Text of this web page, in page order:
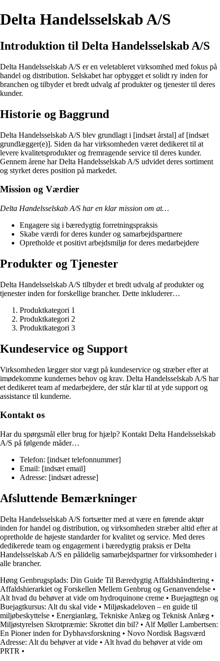
Delta Handelsselskab A/S
Introduktion til Delta Handelsselskab A/S
Delta Handelsselskab A/S er en veletableret virksomhed med fokus på
handel og distribution. Selskabet har opbygget et solidt ry inden for
branchen og tilbyder et bredt udvalg af produkter og tjenester til deres
kunder.
Historie og Baggrund
Delta Handelsselskab A/S blev grundlagt i [indsæt årstal] af [indsæt
grundlægger(e)]. Siden da har virksomheden været dedikeret til at
levere kvalitetsprodukter og fremragende service til deres kunder.
Gennem årene har Delta Handelsselskab A/S udvidet deres sortiment
og styrket deres position på markedet.
Mission og Værdier
Delta Handelsselskab A/S har en klar mission om at…
Engagere sig i bæredygtig forretningspraksis
Skabe værdi for deres kunder og samarbejdspartnere
Opretholde et positivt arbejdsmiljø for deres medarbejdere
Produkter og Tjenester
Delta Handelsselskab A/S tilbyder et bredt udvalg af produkter og
tjenester inden for forskellige brancher. Dette inkluderer…
Produktkategori 1
Produktkategori 2
Produktkategori 3
Kundeservice og Support
Virksomheden lægger stor vægt på kundeservice og stræber efter at
imødekomme kundernes behov og krav. Delta Handelsselskab A/S har
et dedikeret team af medarbejdere, der står klar til at yde support og
assistance til kunderne.
Kontakt os
Har du spørgsmål eller brug for hjælp? Kontakt Delta Handelsselskab
A/S på følgende måder…
Telefon: [indsæt telefonnummer]
Email: [indsæt email]
Adresse: [indsæt adresse]
Afsluttende Bemærkninger
Delta Handelsselskab A/S fortsætter med at være en førende aktør
inden for handel og distribution, og virksomheden stræber altid efter at
opretholde de højeste standarder for kvalitet og service. Med deres
dedikerede team og engagement i bæredygtig praksis er Delta
Handelsselskab A/S en pålidelig samarbejdspartner for virksomheder i
alle brancher.
Høng Genbrugsplads: Din Guide Til Bæredygtig Affaldshåndtering •
Affaldshierarkiet og Forskellen Mellem Genbrug og Genanvendelse •
Alt hvad du behøver at vide om hydroquinone creme • Buejagttegn og
Buejagtkursus: Alt du skal vide • Miljøskadeloven – en guide til
miljøbeskyttelse • Energianlæg, Tekniske Anlæg og Teknisk Anlæg •
Miljøstyrelsen Skrotpræmie: Skrottet din bil? • Alf Møller Lambertsen:
En Pioner inden for Dybhavsforskning • Novo Nordisk Bagsværd
Adresse: Alt du behøver at vide • Alt hvad du behøver at vide om
PRTR •